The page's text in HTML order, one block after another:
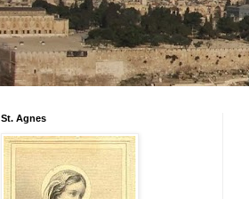
St. Agnes